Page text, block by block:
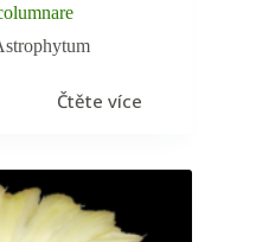
Čtěte více